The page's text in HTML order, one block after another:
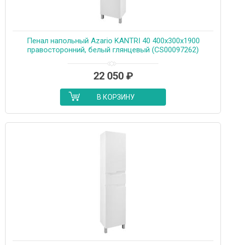
Пенал напольный Azario KANTRI 40 400х300х1900
правосторонний, белый глянцевый (CS00097262)
22 050 ₽
В КОРЗИНУ